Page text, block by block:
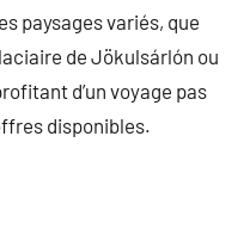
paysages variés, que
de Jökulsárlón ou
d’un voyage pas
disponibles.